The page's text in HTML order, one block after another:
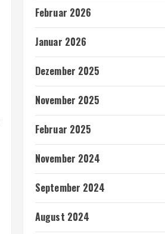
Februar 2026
Januar 2026
Dezember 2025
November 2025
Februar 2025
November 2024
September 2024
August 2024